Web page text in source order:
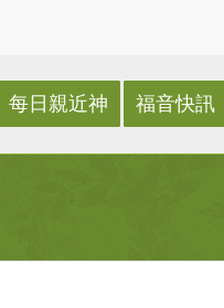
每日親近神 福音快訊